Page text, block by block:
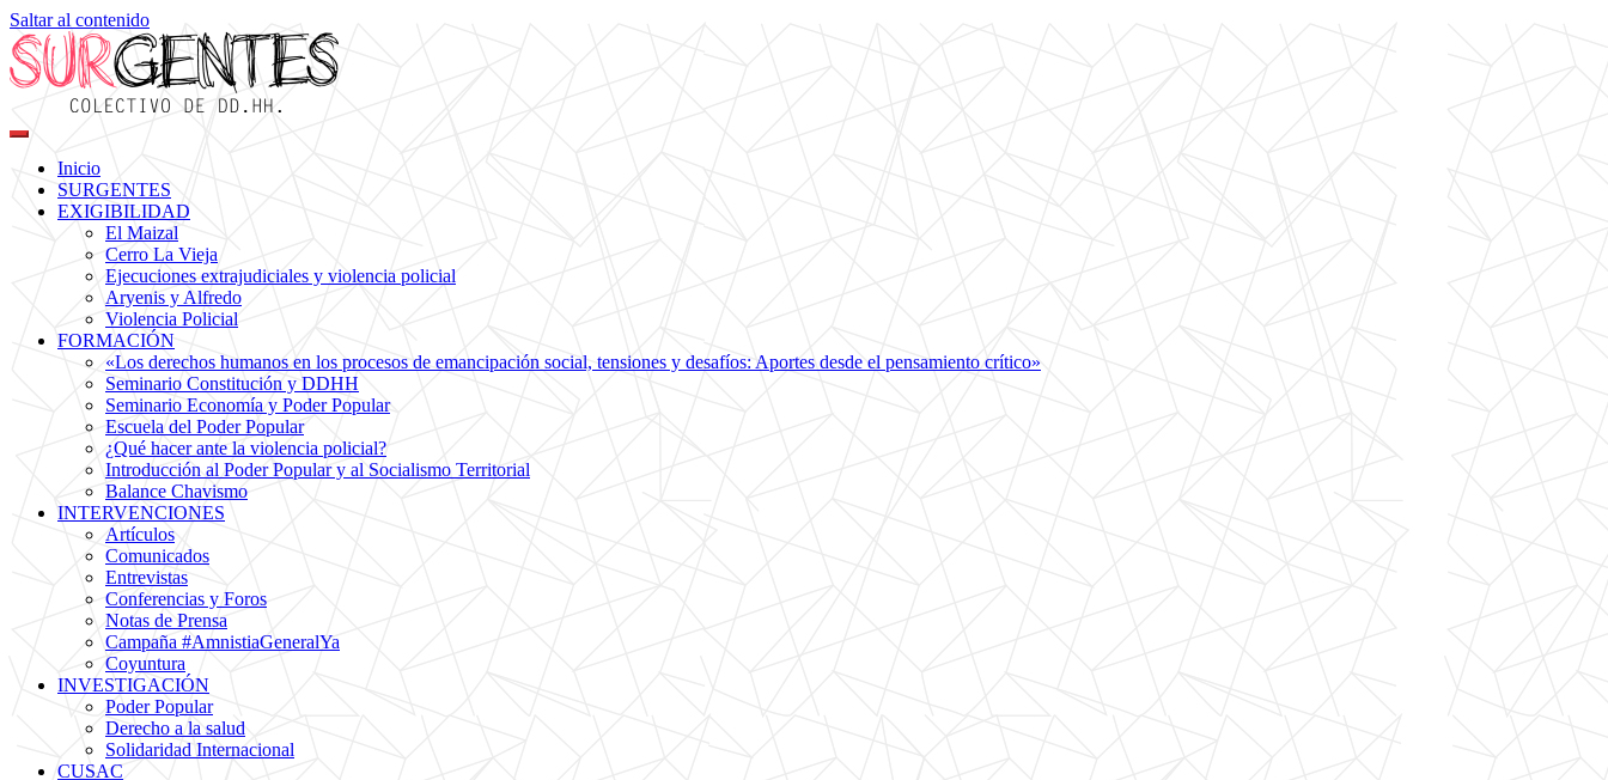
Saltar al contenido
Surgentes
Colectivo de DDHH
Inicio
SURGENTES
EXIGIBILIDAD
El Maizal
Cerro La Vieja
Ejecuciones extrajudiciales y violencia policial
Aryenis y Alfredo
Violencia Policial
FORMACIÓN
«Los derechos humanos en los procesos de emancipación social, tensiones y desafíos: Aportes desde el pensamiento crítico»
Seminario Constitución y DDHH
Seminario Economía y Poder Popular
Escuela del Poder Popular
¿Qué hacer ante la violencia policial?
Introducción al Poder Popular y al Socialismo Territorial
Balance Chavismo
INTERVENCIONES
Artículos
Comunicados
Entrevistas
Conferencias y Foros
Notas de Prensa
Campaña #AmnistiaGeneralYa
Coyuntura
INVESTIGACIÓN
Poder Popular
Derecho a la salud
Solidaridad Internacional
CUSAC